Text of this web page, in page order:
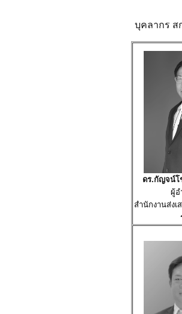
บุคลากร ส
ดร.กัญจน์
ผู้อ
สำนักงานส่งเ